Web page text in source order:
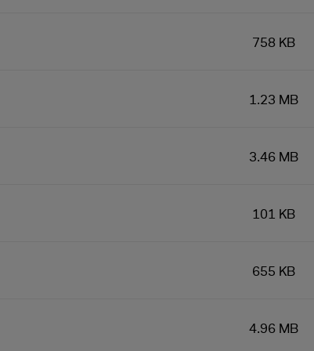
758 KB
1.23 MB
3.46 MB
101 KB
655 KB
4.96 MB